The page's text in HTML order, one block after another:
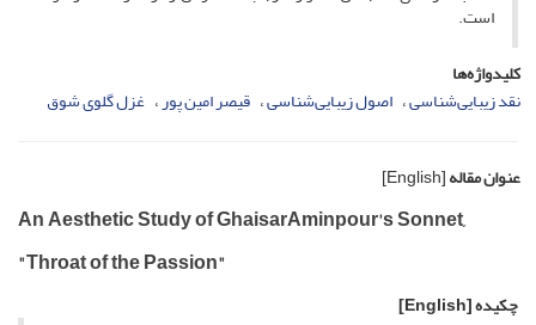
است.
کلیدواژه‌ها
نقد زیبایی‌شناسی اصول زیبایی‌شناسی قیصر امین پور غزل گلوی شوق
عنوان مقاله[English]
An Aesthetic Study of GhaisarAminpour's Sonnet,
"Throat of the Passion"
چکیده[English]